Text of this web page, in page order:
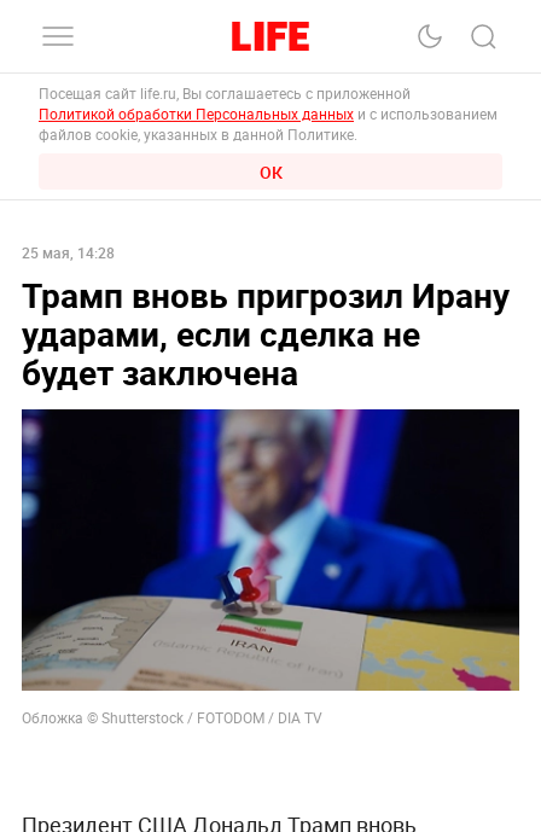
Посещая сайт life.ru, Вы соглашаетесь с приложенной
Политикой обработки Персональных данных и с использованием
файлов cookie, указанных в данной Политике.
ОК
25 мая, 14:28
Трамп вновь пригрозил Ирану
ударами, если сделка не
будет заключена
Обложка © Shutterstock / FOTODOM / DIA TV
Президент США Дональд Трамп вновь